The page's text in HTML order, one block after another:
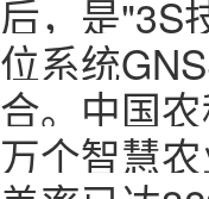
后，是"3S
位系统
合。中国
万个智慧